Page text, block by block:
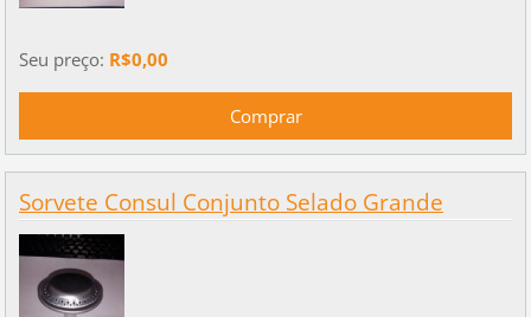
Seu preço: R$0,00
Sorvete Consul Conjunto Selado Grande